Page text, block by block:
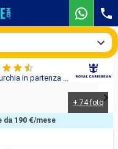
Crociera Rhapsody of the Seas: Grecia, Turchia in partenza da Pireo - Atene
+ 74 foto
da190 €/mese